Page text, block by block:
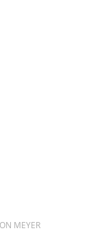
MEYER